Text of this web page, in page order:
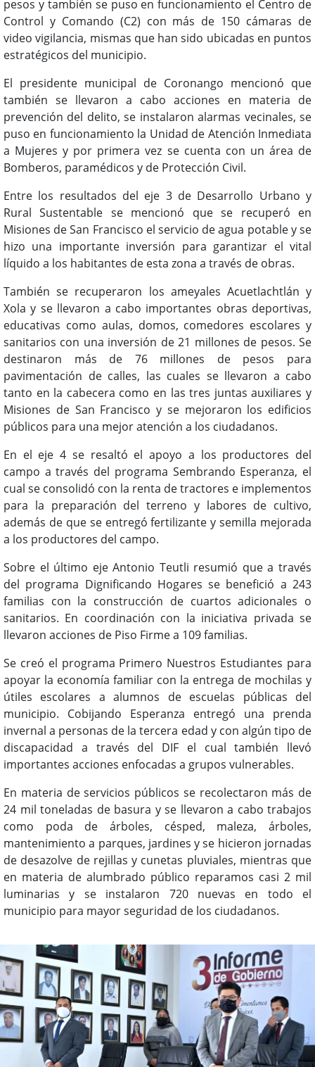
pesos y también se puso en funcionamiento el Centro de
Control y Comando (C2) con más de 150 cámaras de
video vigilancia, mismas que han sido ubicadas en puntos
estratégicos del municipio.
El presidente municipal de Coronango mencionó que
también se llevaron a cabo acciones en materia de
prevención del delito, se instalaron alarmas vecinales, se
puso en funcionamiento la Unidad de Atención Inmediata
a Mujeres y por primera vez se cuenta con un área de
Bomberos, paramédicos y de Protección Civil.
Entre los resultados del eje 3 de Desarrollo Urbano y
Rural Sustentable se mencionó que se recuperó en
Misiones de San Francisco el servicio de agua potable y se
hizo una importante inversión para garantizar el vital
líquido a los habitantes de esta zona a través de obras.
También se recuperaron los ameyales Acuetlachtlán y
Xola y se llevaron a cabo importantes obras deportivas,
educativas como aulas, domos, comedores escolares y
sanitarios con una inversión de 21 millones de pesos. Se
destinaron más de 76 millones de pesos para
pavimentación de calles, las cuales se llevaron a cabo
tanto en la cabecera como en las tres juntas auxiliares y
Misiones de San Francisco y se mejoraron los edificios
públicos para una mejor atención a los ciudadanos.
En el eje 4 se resaltó el apoyo a los productores del
campo a través del programa Sembrando Esperanza, el
cual se consolidó con la renta de tractores e implementos
para la preparación del terreno y labores de cultivo,
además de que se entregó fertilizante y semilla mejorada
a los productores del campo.
Sobre el último eje Antonio Teutli resumió que a través
del programa Dignificando Hogares se benefició a 243
familias con la construcción de cuartos adicionales o
sanitarios. En coordinación con la iniciativa privada se
llevaron acciones de Piso Firme a 109 familias.
Se creó el programa Primero Nuestros Estudiantes para
apoyar la economía familiar con la entrega de mochilas y
útiles escolares a alumnos de escuelas públicas del
municipio. Cobijando Esperanza entregó una prenda
invernal a personas de la tercera edad y con algún tipo de
discapacidad a través del DIF el cual también llevó
importantes acciones enfocadas a grupos vulnerables.
En materia de servicios públicos se recolectaron más de
24 mil toneladas de basura y se llevaron a cabo trabajos
como poda de árboles, césped, maleza, árboles,
mantenimiento a parques, jardines y se hicieron jornadas
de desazolve de rejillas y cunetas pluviales, mientras que
en materia de alumbrado público reparamos casi 2 mil
luminarias y se instalaron 720 nuevas en todo el
municipio para mayor seguridad de los ciudadanos.